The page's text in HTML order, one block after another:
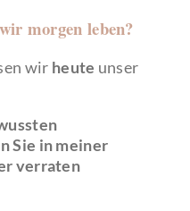
morgen leben?
wir heute unser
Sie in meiner
verraten